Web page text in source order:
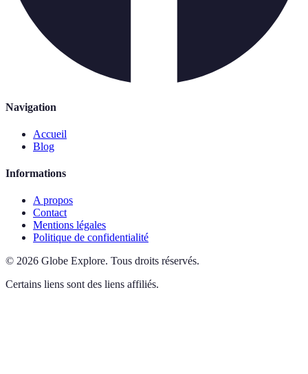
Navigation
Accueil
Blog
Informations
A propos
Contact
Mentions légales
Politique de confidentialité
© 2026 Globe Explore. Tous droits réservés.
Certains liens sont des liens affiliés.